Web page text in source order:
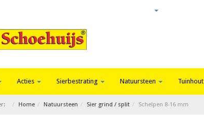
Acties Sierbestrating Natuursteen Tuinhout
Home Natuursteen Sier grind / split Schelpen 8-16 mm